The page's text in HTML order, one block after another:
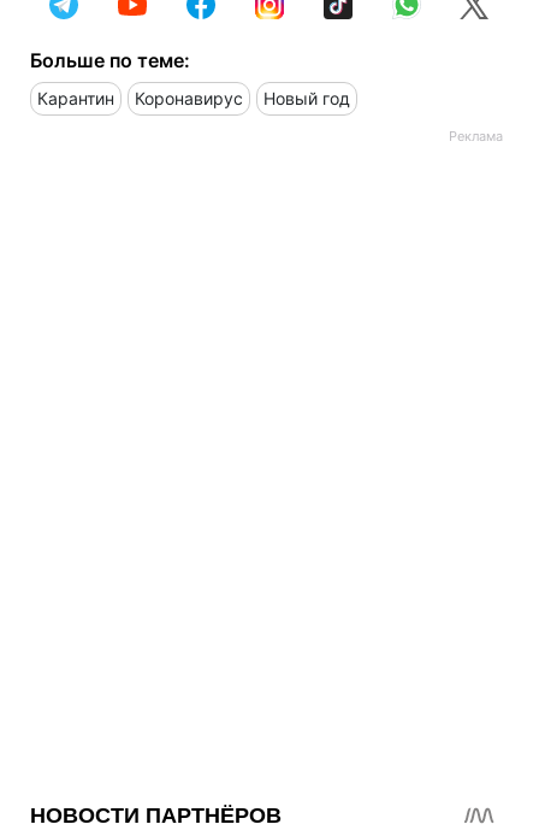
Больше по теме:
Карантин Коронавирус Новый год